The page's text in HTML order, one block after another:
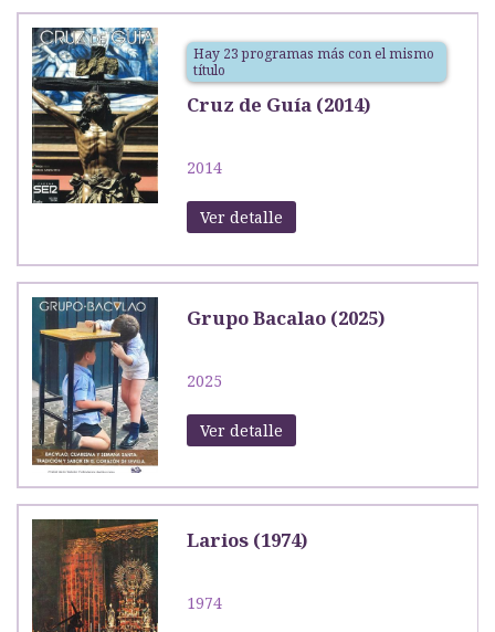
Hay 23 programas más con el mismo
título
Cruz de Guía (2014)
2014
Ver detalle
Grupo Bacalao (2025)
2025
Ver detalle
Larios (1974)
1974